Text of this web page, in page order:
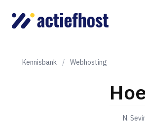
Domeinnaam registreren
Kennisbank / Webhosting
N.